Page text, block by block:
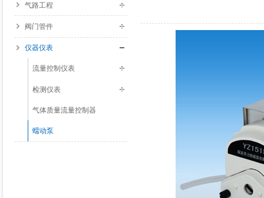
气路工程
阀门管件
仪器仪表
流量控制仪表
检测仪表
气体质量流量控制器
蠕动泵